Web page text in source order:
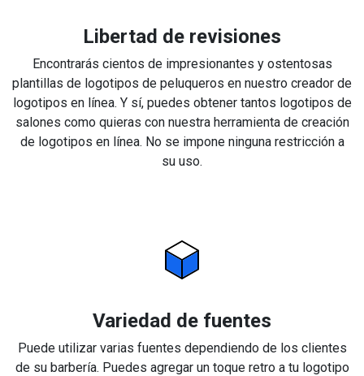
Libertad de revisiones
Encontrarás cientos de impresionantes y ostentosas
plantillas de logotipos de peluqueros en nuestro creador de
logotipos en línea. Y sí, puedes obtener tantos logotipos de
salones como quieras con nuestra herramienta de creación
de logotipos en línea. No se impone ninguna restricción a
su uso.
Variedad de fuentes
Puede utilizar varias fuentes dependiendo de los clientes
de su barbería. Puedes agregar un toque retro a tu logotipo